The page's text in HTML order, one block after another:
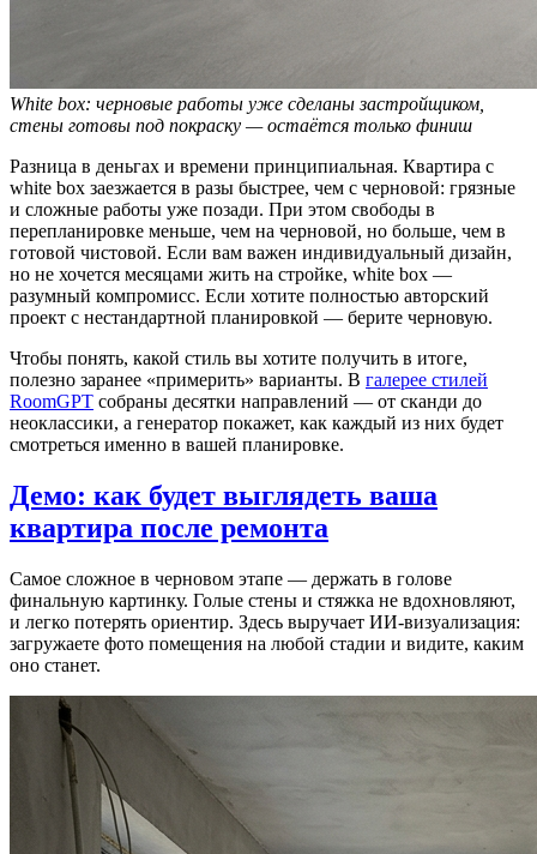
White box: черновые работы уже сделаны застройщиком,
стены готовы под покраску — остаётся только финиш
Разница в деньгах и времени принципиальная. Квартира с
white box заезжается в разы быстрее, чем с черновой: грязные
и сложные работы уже позади. При этом свободы в
перепланировке меньше, чем на черновой, но больше, чем в
готовой чистовой. Если вам важен индивидуальный дизайн,
но не хочется месяцами жить на стройке, white box —
разумный компромисс. Если хотите полностью авторский
проект с нестандартной планировкой — берите черновую.
Чтобы понять, какой стиль вы хотите получить в итоге,
полезно заранее «примерить» варианты. В галерее стилей
RoomGPT собраны десятки направлений — от сканди до
неоклассики, а генератор покажет, как каждый из них будет
смотреться именно в вашей планировке.
Демо: как будет выглядеть ваша
квартира после ремонта
Самое сложное в черновом этапе — держать в голове
финальную картинку. Голые стены и стяжка не вдохновляют,
и легко потерять ориентир. Здесь выручает ИИ-визуализация:
загружаете фото помещения на любой стадии и видите, каким
оно станет.